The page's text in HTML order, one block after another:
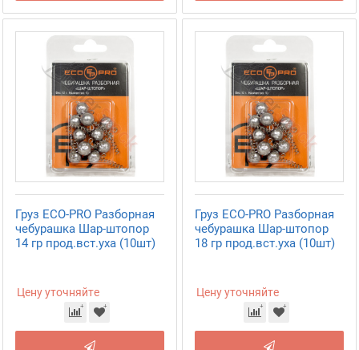
Груз ECO-PRO Разборная
чебурашка Шар-штопор
14 гр прод.вст.уха (10шт)
Цену уточняйте
Груз ECO-PRO Разборная
чебурашка Шар-штопор
18 гр прод.вст.уха (10шт)
Цену уточняйте